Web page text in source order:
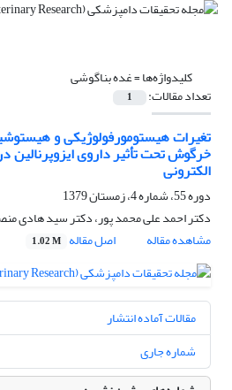
کلیدواژه‌ها =غده بناگوشی
تعداد مقالات: 1
تغیرات هیستومورفولوژیکی و
خرگوش تحت تأثیر داروی
الکترونی
دوره 55، شماره 4، زمستان 1379
دکتر احمد علی محمد پور، دکتر سید هادی
مشاهده مقاله
اصل مقاله 1.02 M
مقالات آماده انتشار
شماره جاری